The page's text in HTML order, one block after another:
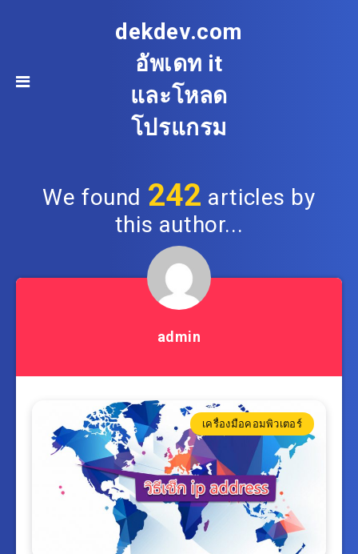
dekdev.com
อัพเดท it
และโหลด
โปรแกรม
We found 242 articles by
this author...
admin
เครื่องมือคอมพิวเตอร์